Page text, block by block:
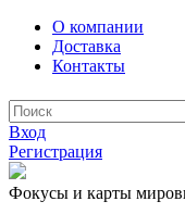
О компании
Доставка
Контакты
Вход
Регистрация
Фокусы и карты